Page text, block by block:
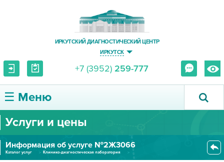
ИРКУТСКИЙ ДИАГНОСТИЧЕСКИЙ ЦЕНТР
ИРКУТСК
+7 (3952) 259-777
☰ Меню
О ЦЕНТРЕ
УСЛУГИ И ЦЕНЫ
Услуги и цены
Информация об услуге №2Ж3066
Каталог услуг
Клинико-диагностическая лаборатория
Молекулярно-биологическое иссл...